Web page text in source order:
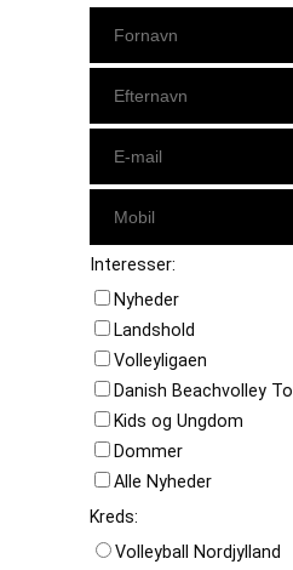
Interesser:
Nyheder
Landshold
Volleyligaen
Danish Beachvolley
Kids og Ungdom
Dommer
Alle Nyheder
Kreds:
Volleyball Nordjylland